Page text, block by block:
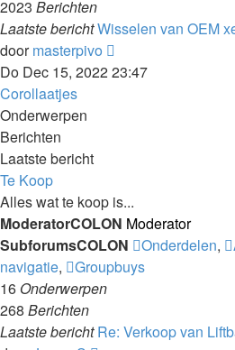
2023 Berichten
Laatste berichtWisselen van OEM
doormasterpivo
bericht
Do Dec 15, 2022 23:47
Corollaatjes
Onderwerpen
Berichten
Laatste bericht
Te Koop
Alles wat te koop is...
ModeratorCOLON Moderator
SubforumsCOLON
Onderdelen,
navigatie,
Groupbuys
16 Onderwerpen
268 Berichten
Laatste bericht Re: Verkoop van